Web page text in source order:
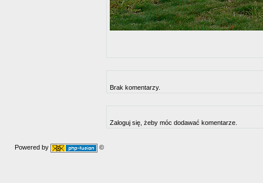
Brak komentarzy.
Zaloguj się, żeby móc dodawać komentarze.
Powered by ©